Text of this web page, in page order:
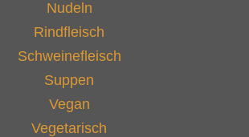
Nudeln
Rindfleisch
Schweinefleisch
Suppen
Vegan
Vegetarisch